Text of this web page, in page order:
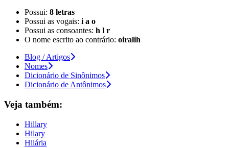
Possui: 8 letras
Possui as vogais: i a o
Possui as consoantes: h l r
O nome escrito ao contrário: oiralih
Blog / Artigos
Nomes
Dicionário de Sinônimos
Dicionário de Antônimos
Veja também:
Hillary
Hilary
Hilária